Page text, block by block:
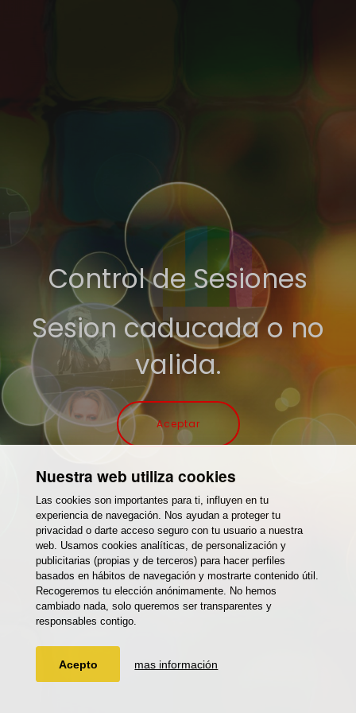
Nuestra web utiliza cookies
Las cookies son importantes para ti, influyen en tu
experiencia de navegación. Nos ayudan a proteger tu
privacidad o darte acceso seguro con tu usuario a nuestra
web. Usamos cookies analíticas, de personalización y
publicitarias (propias y de terceros) para hacer perfiles
basados en hábitos de navegación y mostrarte contenido útil.
Recogeremos tu elección anónimamente. No hemos
cambiado nada, solo queremos ser transparentes y
responsables contigo.
Acepto mas información
Control de Sesiones
Sesion caducada o no
valida.
Aceptar